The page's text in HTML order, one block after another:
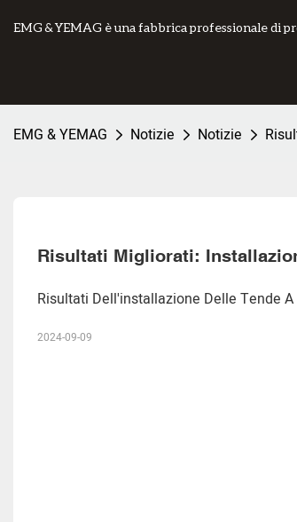
EMG & YEMAG è una fabbrica professionale di
EMG & YEMAG Notizie Notizie
Risultati Migliorati:
Risultati Dell'installazione Delle Tende
2024-09-09